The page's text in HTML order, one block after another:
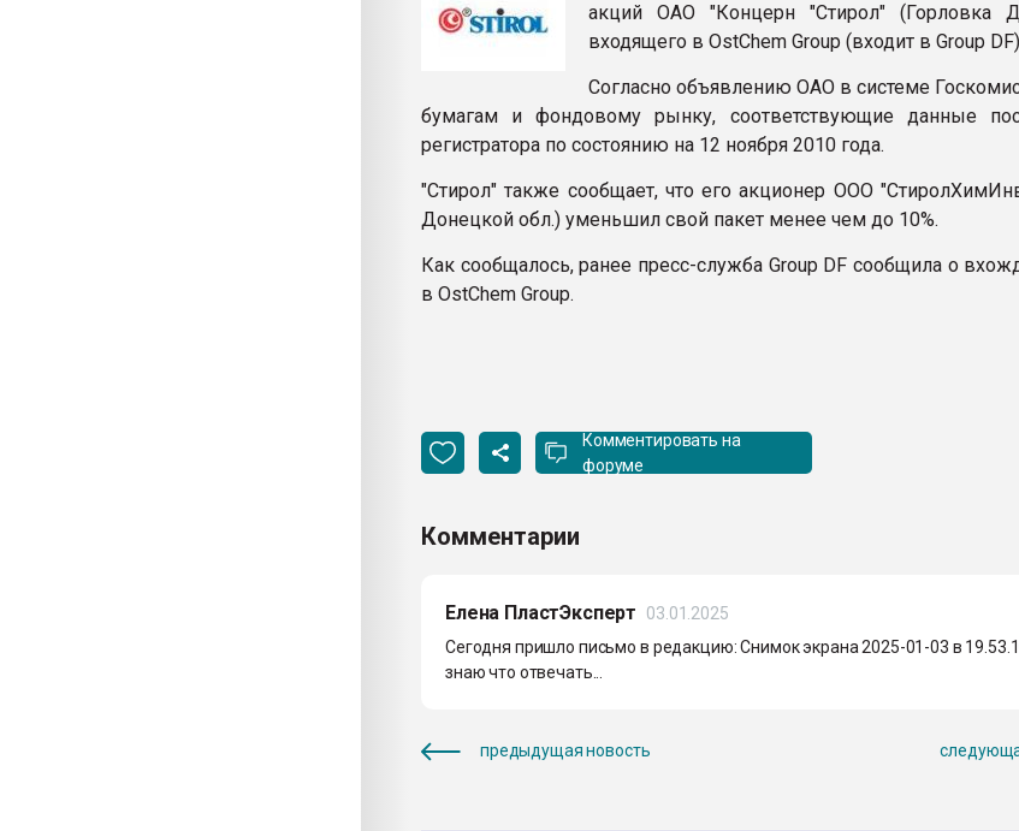
акций ОАО "Концерн "Стирол" (Горловка
входящего в OstChem Group (входит в Group
Согласно объявлению ОАО в системе
бумагам и фондовому рынку, соответствующие данные
регистратора по состоянию на 12 ноября 2010 года.
"Стирол" также сообщает, что его акционер ООО
Донецкой обл.) уменьшил свой пакет менее чем до 10%.
Как сообщалось, ранее пресс-служба Group DF сообщила о
в OstChem Group.
Комментировать на
форуме
Комментарии
Елена ПластЭксперт
03.01.2025
Сегодня пришло письмо в редакцию: Снимок экрана 2025-01-03 в
знаю что отвечать...
предыдущая новость